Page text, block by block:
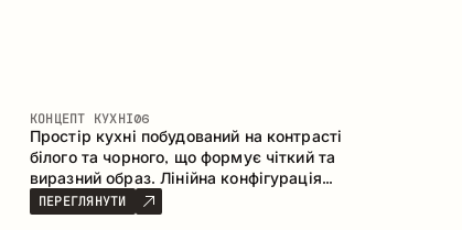
КОНЦЕПТ КУХНІ06
Простір кухні побудований на контрасті
білого та чорного, що формує чіткий та
виразний образ. Лінійна конфігурація
підкреслює лаконічність та
впорядкованість інтер’єру.
ПЕРЕГЛЯНУТИ